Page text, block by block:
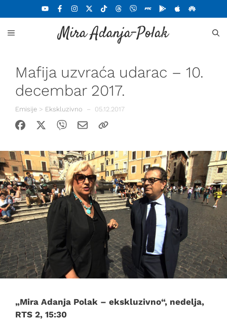
na
sadržaj
Mira Adanja-Polak
MENU
Mafija uzvraća udarac – 10.
decembar 2017.
Emisije > Ekskluzivno – 05.12.2017
„Mira Adanja Polak – ekskluzivno“, nedelja,
RTS 2, 15:30